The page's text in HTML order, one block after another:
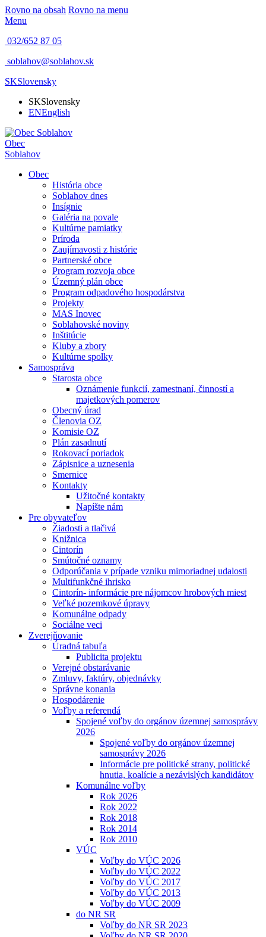
Rovno na obsah Rovno na menu
Menu
032/652 87 05
soblahov@soblahov.sk
SKSlovensky
SKSlovensky
ENEnglish
Obec
Soblahov
Obec
História obce
Soblahov dnes
Insígnie
Galéria na povale
Kultúrne pamiatky
Príroda
Zaujímavosti z histórie
Partnerské obce
Program rozvoja obce
Územný plán obce
Program odpadového hospodárstva
Projekty
MAS Inovec
Soblahovské noviny
Inštitúcie
Kluby a zbory
Kultúrne spolky
Samospráva
Starosta obce
Oznámenie funkcií, zamestnaní, činností a
majetkových pomerov
Obecný úrad
Členovia OZ
Komisie OZ
Plán zasadnutí
Rokovací poriadok
Zápisnice a uznesenia
Smernice
Kontakty
Užitočné kontakty
Napíšte nám
Pre obyvateľov
Žiadosti a tlačivá
Knižnica
Cintorín
Smútočné oznamy
Odporúčania v prípade vzniku mimoriadnej udalosti
Multifunkčné ihrisko
Cintorín- informácie pre nájomcov hrobových miest
Veľké pozemkové úpravy
Komunálne odpady
Sociálne veci
Zverejňovanie
Úradná tabuľa
Publicita projektu
Verejné obstarávanie
Zmluvy, faktúry, objednávky
Správne konania
Hospodárenie
Voľby a referendá
Spojené voľby do orgánov územnej samosprávy
2026
Spojené voľby do orgánov územnej
samosprávy 2026
Informácie pre politické strany, politické
hnutia, koalície a nezávislých kandidátov
Komunálne voľby
Rok 2026
Rok 2022
Rok 2018
Rok 2014
Rok 2010
VÚC
Voľby do VÚC 2026
Voľby do VÚC 2022
Voľby do VÚC 2017
Voľby do VÚC 2013
Voľby do VÚC 2009
do NR SR
Voľby do NR SR 2023